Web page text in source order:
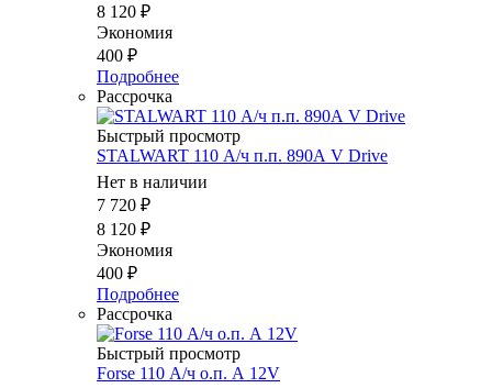
8 120 ₽
Экономия
400 ₽
Подробнее
Рассрочка
Быстрый просмотр
STALWART 110 А/ч п.п. 890А V Drive
Нет в наличии
7 720 ₽
8 120 ₽
Экономия
400 ₽
Подробнее
Рассрочка
Быстрый просмотр
Forse 110 А/ч о.п. А 12V